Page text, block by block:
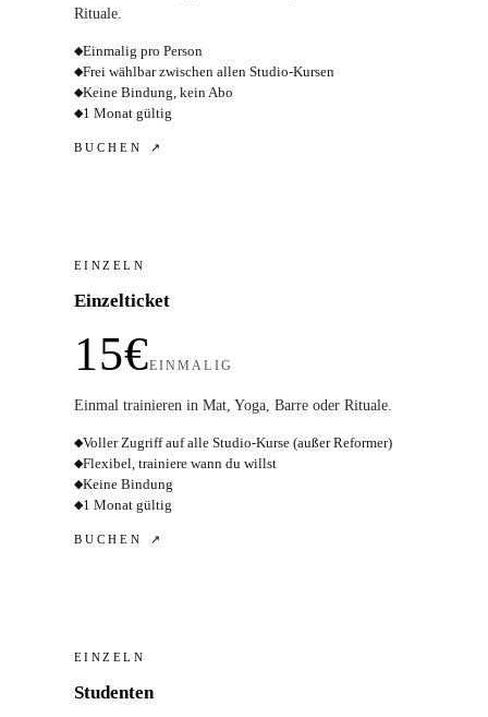
Rituale.
◆Einmalig pro Person
◆Frei wählbar zwischen allen Studio-Kursen
◆Keine Bindung, kein Abo
◆1 Monat gültig
BUCHEN ↗
EINZELN
Einzelticket
15€EINMALIG
Einmal trainieren in Mat, Yoga, Barre oder Rituale.
◆Voller Zugriff auf alle Studio-Kurse (außer Reformer)
◆Flexibel, trainiere wann du willst
◆Keine Bindung
◆1 Monat gültig
BUCHEN ↗
EINZELN
Studenten